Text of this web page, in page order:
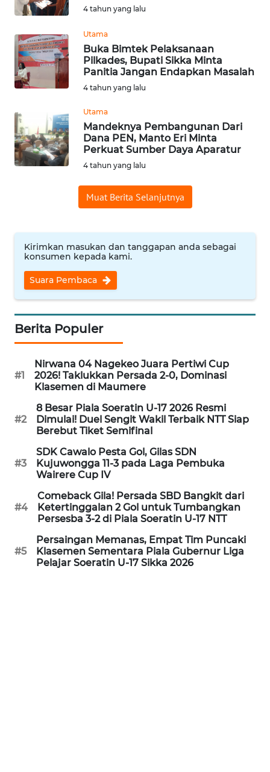
4 tahun yang lalu
Utama
Buka Bimtek Pelaksanaan
Pilkades, Bupati Sikka Minta
Panitia Jangan Endapkan Masalah
4 tahun yang lalu
Utama
Mandeknya Pembangunan Dari
Dana PEN, Manto Eri Minta
Perkuat Sumber Daya Aparatur
4 tahun yang lalu
Muat Berita Selanjutnya
Kirimkan masukan dan tanggapan anda sebagai
konsumen kepada kami.
Suara Pembaca
Berita Populer
#1
Nirwana 04 Nagekeo Juara Pertiwi Cup
2026! Taklukkan Persada 2-0, Dominasi
Klasemen di Maumere
#2
8 Besar Piala Soeratin U-17 2026 Resmi
Dimulai! Duel Sengit Wakil Terbaik NTT Siap
Berebut Tiket Semifinal
#3
SDK Cawalo Pesta Gol, Gilas SDN
Kujuwongga 11-3 pada Laga Pembuka
Wairere Cup IV
#4
Comeback Gila! Persada SBD Bangkit dari
Ketertinggalan 2 Gol untuk Tumbangkan
Persesba 3-2 di Piala Soeratin U-17 NTT
#5
Persaingan Memanas, Empat Tim Puncaki
Klasemen Sementara Piala Gubernur Liga
Pelajar Soeratin U-17 Sikka 2026
SUMEDANG
WN
CIANJUR
WN
KEPULAUAN
SERIBU
WN
CIREBON
INDRAMAYU
KUNINGAN
MAJALENGKA
SUBANG
SUKABUMI
PURWAKARTA